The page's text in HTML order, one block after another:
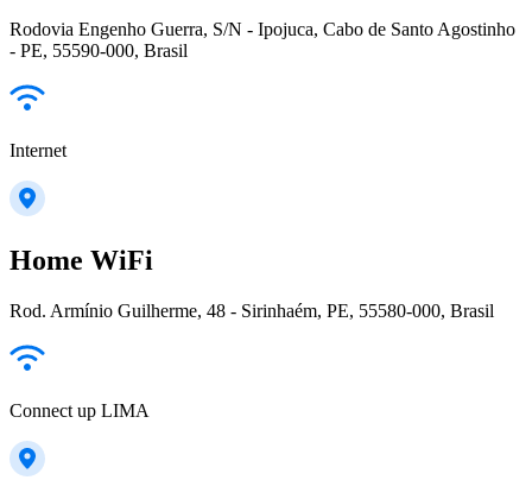
Rodovia Engenho Guerra, S/N - Ipojuca, Cabo de Santo Agostinho
- PE, 55590-000, Brasil
Internet
Home WiFi
Rod. Armínio Guilherme, 48 - Sirinhaém, PE, 55580-000, Brasil
Connect up LIMA